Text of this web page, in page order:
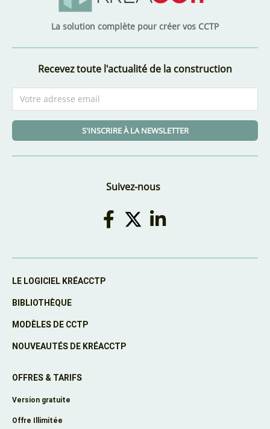
La solution complète pour créer vos CCTP
Recevez toute l'actualité de la construction
S'INSCRIRE À LA NEWSLETTER
Suivez-nous
LE LOGICIEL KRÉACCTP
BIBLIOTHÈQUE
MODÈLES DE CCTP
NOUVEAUTÉS DE KRÉACCTP
OFFRES & TARIFS
Version gratuite
Offre Illimitée